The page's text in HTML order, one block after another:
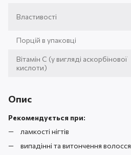
Властивості
Порцій в упаковці
Вітамін С (у вигляді аскорбінової
кислоти)
Опис
Рекомендується при:
ламкості нігтів
випадінні та витончення волосся